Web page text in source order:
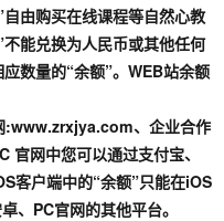
由购买在线课程等自然心教
能兑换为人民币或其他任何
数量的“余额”。WEB站余额
:www.zrxjya.com、企业合作
官网中您可以通过支付宝、
客户端中的“余额”只能在iOS
、PC官网的其他平台。